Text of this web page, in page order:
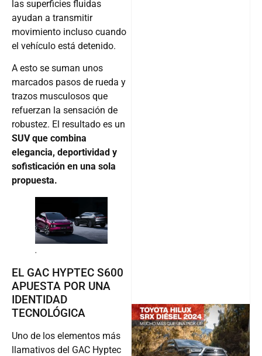
las superficies fluidas
ayudan a transmitir
movimiento incluso cuando
el vehículo está detenido.
A esto se suman unos
marcados pasos de rueda y
trazos musculosos que
refuerzan la sensación de
robustez. El resultado es un
SUV que combina
elegancia, deportividad y
sofisticación en una sola
propuesta.
.
EL GAC HYPTEC S600
APUESTA POR UNA
IDENTIDAD
TECNOLÓGICA
Uno de los elementos más
llamativos del GAC Hyptec